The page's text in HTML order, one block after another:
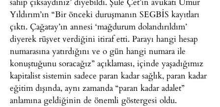
Yıldırım’ın “Bir önceki duruşmanın SEGBİS kayıtları
çıktı. Çağatay’ın annesi ‘mağdurum dolandırıldım’
diyerek rüşvet verdiğini itiraf etti. Parayı hangi hesap
numarasına yatırdığını ve o gün hangi numara ile
konuştuğunu soracağız” açıklaması, içinde yaşadığımız
kapitalist sistemin sadece paran kadar sağlık, paran kadar
eğitim dışında, aynı zamanda “paran kadar adalet”
anlamına geldiğinin de önemli göstergesi oldu.